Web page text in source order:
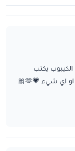
يكتب
اي شيء 💗🫶🎀